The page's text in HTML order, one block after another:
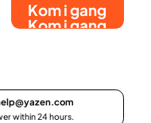
Kom i gang
Kom i gang
within 24 hours.